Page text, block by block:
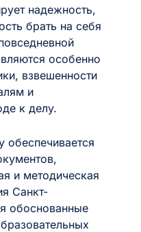
надежность,
брать на себя
особенно
взвешенности
и
к делу.
обеспечивается
и методическая
Санкт-
обоснованные